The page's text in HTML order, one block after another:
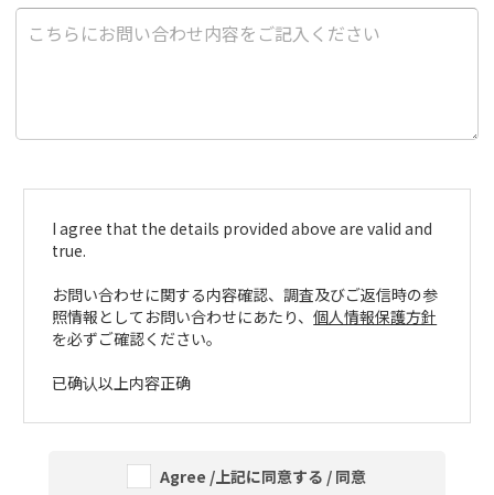
I agree that the details provided above are valid and
true.
お問い合わせに関する内容確認、調査及びご返信時の参
照情報としてお問い合わせにあたり、個人情報保護方針
を必ずご確認ください。
已确认以上内容正确
Agree /上記に同意する / 同意